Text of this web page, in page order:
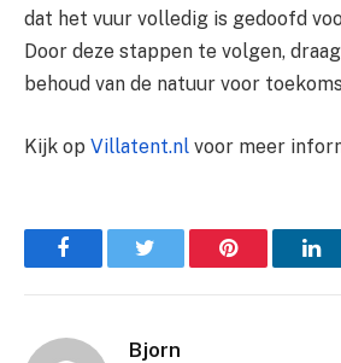
dat het vuur volledig is gedoofd
Door deze stappen te volgen,
behoud van de natuur voor
Kijk op Villatent.nl voor meer
Facebook Pinterest
Bjorn